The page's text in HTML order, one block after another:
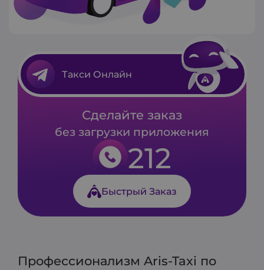
Сделайте заказ
без загрузки приложения
212
Быстрый Заказ
Такси Онлайн
Профессионализм Aris-Taxi по